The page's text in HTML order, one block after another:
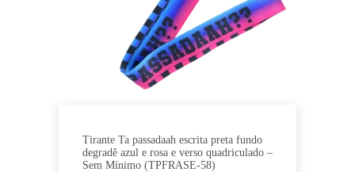
Tirante Ta passadaah escrita preta fundo
degradê azul e rosa e verso quadriculado –
Sem Mínimo (TPFRASE-58)